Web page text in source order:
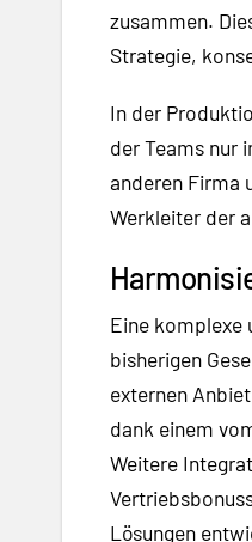
zusammen.
Strategie,
In der
der Teams nur
anderen Firma
Werkleiter der
Eine komplexe
bisherigen
externen
dank einem
Weitere
Lösungen